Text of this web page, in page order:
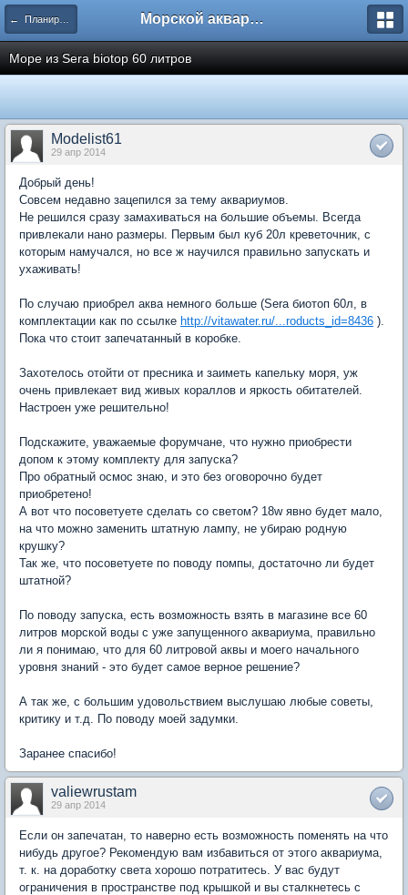
← Планирую морской аквариум Морской аквариум. Форумы ReefCentral.ru
Море из Sera biotop 60 литров
Modelist61
29 апр 2014
Добрый день!
Совсем недавно зацепился за тему аквариумов.
Не решился сразу замахиваться на большие объемы. Всегда
привлекали нано размеры. Первым был куб 20л креветочник, с
которым намучался, но все ж научился правильно запускать и
ухаживать!
По случаю приобрел аква немного больше (Sera биотоп 60л, в
комплектации как по ссылке http://vitawater.ru/...roducts_id=8436 ).
Пока что стоит запечатанный в коробке.
Захотелось отойти от пресника и заиметь капельку моря, уж
очень привлекает вид живых кораллов и яркость обитателей.
Настроен уже решительно!
Подскажите, уважаемые форумчане, что нужно приобрести
допом к этому комплекту для запуска?
Про обратный осмос знаю, и это без оговорочно будет
приобретено!
А вот что посоветуете сделать со светом? 18w явно будет мало,
на что можно заменить штатную лампу, не убираю родную
крушку?
Так же, что посоветуете по поводу помпы, достаточно ли будет
штатной?
По поводу запуска, есть возможность взять в магазине все 60
литров морской воды с уже запущенного аквариума, правильно
ли я понимаю, что для 60 литровой аквы и моего начального
уровня знаний - это будет самое верное решение?
А так же, с большим удовольствием выслушаю любые советы,
критику и т.д. По поводу моей задумки.
Заранее спасибо!
valiewrustam
29 апр 2014
Если он запечатан, то наверно есть возможность поменять на что
нибудь другое? Рекомендую вам избавиться от этого аквариума,
т. к. на доработку света хорошо потратитесь. У вас будут
ограничения в пространстве под крышкой и вы сталкнетесь с